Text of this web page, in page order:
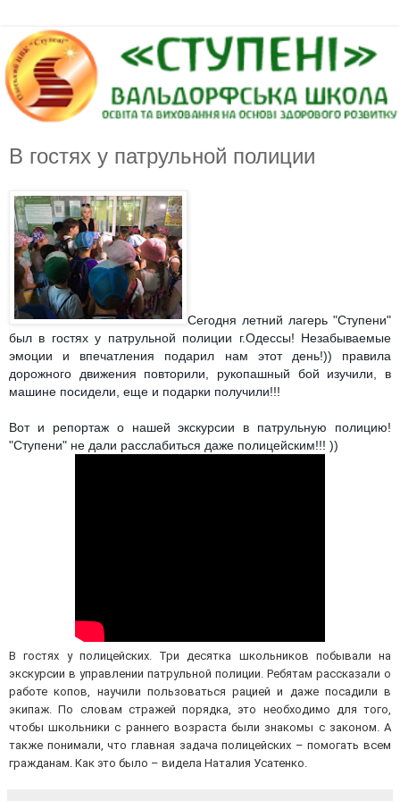
В гостях у патрульной полиции
Сегодня летний лагерь "Ступени"
был в гостях у патрульной полиции г.Одессы! Незабываемые
эмоции и впечатления подарил нам этот день!)) правила
дорожного движения повторили, рукопашный бой изучили, в
машине посидели, еще и подарки получили!!!
Вот и репортаж о нашей экскурсии в патрульную полицию!
"Ступени" не дали расслабиться даже полицейским!!! ))
В гостях у полицейских. Три десятка школьников побывали на
экскурсии в управлении патрульной полиции. Ребятам рассказали о
работе копов, научили пользоваться рацией и даже посадили в
экипаж. По словам стражей порядка, это необходимо для того,
чтобы школьники с раннего возраста были знакомы с законом. А
также понимали, что главная задача полицейских – помогать всем
гражданам. Как это было – видела Наталия Усатенко.